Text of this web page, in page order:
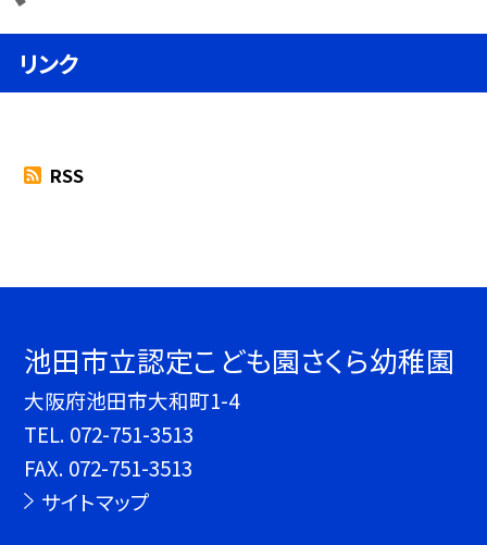
リンク
RSS
池田市立認定こども園さくら幼稚園
大阪府池田市大和町1-4
TEL. 072-751-3513
FAX. 072-751-3513
サイトマップ